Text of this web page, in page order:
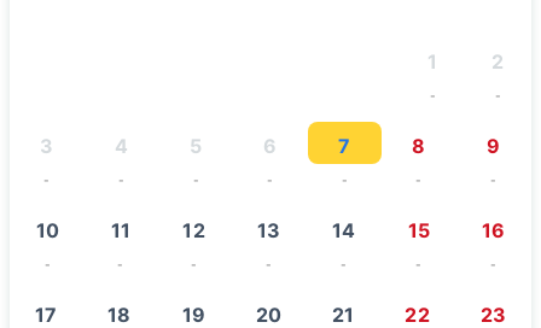
1
-
2
-
3
-
4
-
5
-
6
-
7
-
8
-
9
-
10
-
11
-
12
-
13
-
14
-
15
-
16
-
17 18 19 20 21 22 23